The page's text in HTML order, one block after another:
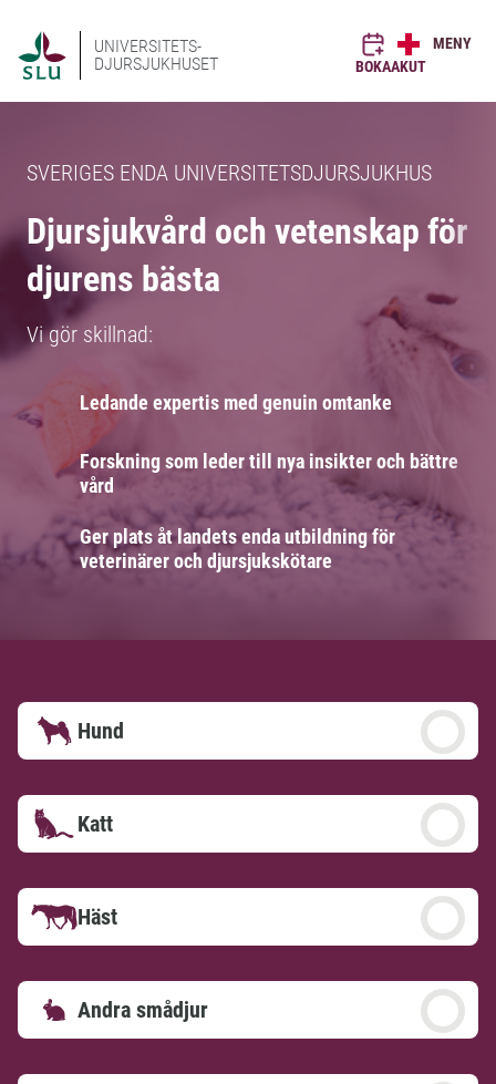
UNIVERSITETS-
DJURSJUKHUSET
BOKAAKUT
MENY
SVERIGES ENDA UNIVERSITETSDJURSJUKHUS
Djursjukvård och vetenskap för
djurens bästa
Vi gör skillnad:
Ledande expertis med genuin omtanke
Forskning som leder till nya insikter och bättre
vård
Ger plats åt landets enda utbildning för
veterinärer och djursjukskötare
Hund
Katt
Häst
Andra smådjur